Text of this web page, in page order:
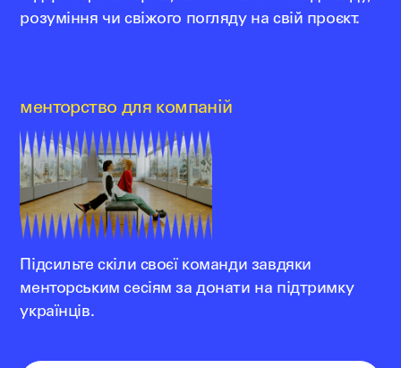
розуміння чи свіжого погляду на свій проєкт.
менторство для компаній
Підсильте скіли своєї команди завдяки
менторським сесіям за донати на підтримку
українців.